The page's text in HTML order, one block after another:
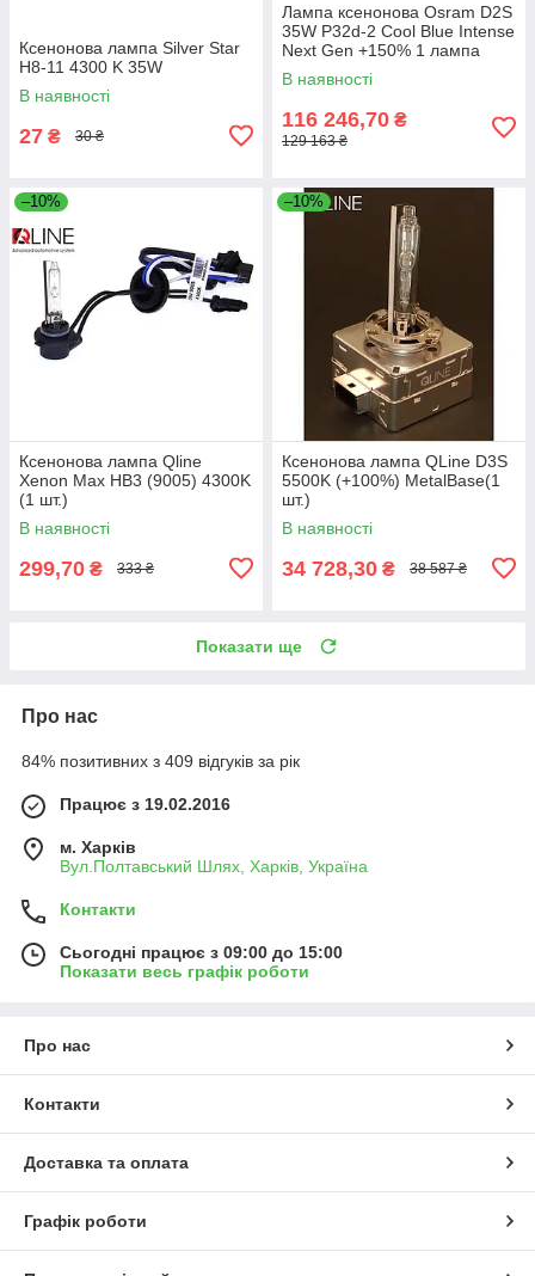
Ксенонова лампа Silver Star
H8-11 4300 K 35W
В наявності
27 ₴ 30 ₴
Лампа ксенонова Osram D2S
35W P32d-2 Cool Blue Intense
Next Gen +150% 1 лампа
(66240CBN)
В наявності
116 246,70 ₴
129 163 ₴
–10%
Ксенонова лампа Qline
Xenon Max HB3 (9005) 4300K
(1 шт.)
В наявності
299,70 ₴ 333 ₴
–10%
Ксенонова лампа QLine D3S
5500K (+100%) MetalBase(1
шт.)
В наявності
34 728,30 ₴ 38 587 ₴
Показати ще
Про нас
84% позитивних з 409 відгуків за рік
Працює з 19.02.2016
м. Харків
Вул.Полтавський Шлях, Харків, Україна
Контакти
Сьогодні працює з 09:00 до 15:00
Показати весь графік роботи
Про нас
Контакти
Доставка та оплата
Графік роботи